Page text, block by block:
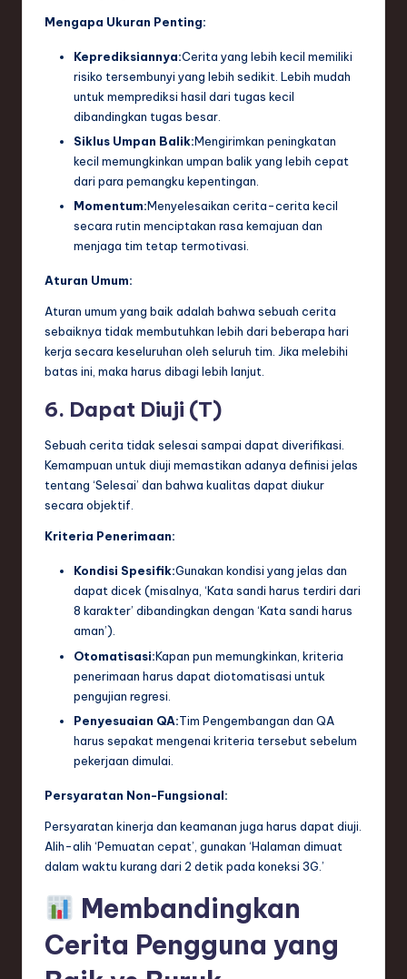
Mengapa Ukuran Penting:
Keprediksiannya:Cerita yang lebih kecil memiliki
risiko tersembunyi yang lebih sedikit. Lebih mudah
untuk memprediksi hasil dari tugas kecil
dibandingkan tugas besar.
Siklus Umpan Balik:Mengirimkan peningkatan
kecil memungkinkan umpan balik yang lebih cepat
dari para pemangku kepentingan.
Momentum:Menyelesaikan cerita-cerita kecil
secara rutin menciptakan rasa kemajuan dan
menjaga tim tetap termotivasi.
Aturan Umum:
Aturan umum yang baik adalah bahwa sebuah cerita
sebaiknya tidak membutuhkan lebih dari beberapa hari
kerja secara keseluruhan oleh seluruh tim. Jika melebihi
batas ini, maka harus dibagi lebih lanjut.
6. Dapat Diuji (T)
Sebuah cerita tidak selesai sampai dapat diverifikasi.
Kemampuan untuk diuji memastikan adanya definisi jelas
tentang ‘Selesai’ dan bahwa kualitas dapat diukur
secara objektif.
Kriteria Penerimaan:
Kondisi Spesifik:Gunakan kondisi yang jelas dan
dapat dicek (misalnya, ‘Kata sandi harus terdiri dari
8 karakter’ dibandingkan dengan ‘Kata sandi harus
aman’).
Otomatisasi:Kapan pun memungkinkan, kriteria
penerimaan harus dapat diotomatisasi untuk
pengujian regresi.
Penyesuaian QA:Tim Pengembangan dan QA
harus sepakat mengenai kriteria tersebut sebelum
pekerjaan dimulai.
Persyaratan Non-Fungsional:
Persyaratan kinerja dan keamanan juga harus dapat diuji.
Alih-alih ‘Pemuatan cepat’, gunakan ‘Halaman dimuat
dalam waktu kurang dari 2 detik pada koneksi 3G.’
Membandingkan
Cerita Pengguna yang